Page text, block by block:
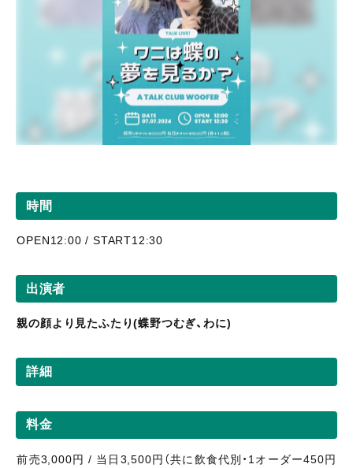
時間
OPEN12:00 / START12:30
出演者
親の顔より見たふたり(蝶野つむぎ、わに)
詳細
料金
前売3,000円 / 当日3,500円（共に飲食代別・1オーダー450円